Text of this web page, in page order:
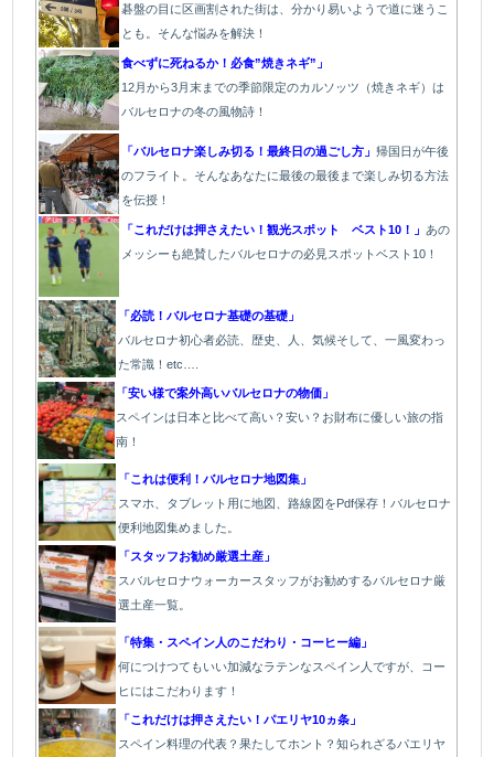
碁盤の目に区画割された街は、分かり易いようで道に迷うこ
とも。そんな悩みを解決！
食べずに死ねるか！必食”焼きネギ”」
12月から3月末までの季節限定のカルソッツ（焼きネギ）は
バルセロナの冬の風物詩！
「バルセロナ楽しみ切る！最終日の過ごし方」帰国日が午後
のフライト。そんなあなたに最後の最後まで楽しみ切る方法
を伝授！
「これだけは押さえたい！観光スポット ベスト10！」あの
メッシーも絶賛したバルセロナの必見スポットベスト10！
「必読！バルセロナ基礎の基礎」
バルセロナ初心者必読、歴史、人、気候そして、一風変わっ
た常識！etc….
「安い様で案外高いバルセロナの物価」
スペインは日本と比べて高い？安い？お財布に優しい旅の指
南！
「これは便利！バルセロナ地図集」
スマホ、タブレット用に地図、路線図をPdf保存！バルセロナ
便利地図集めました。
「スタッフお勧め厳選土産」
スバルセロナウォーカースタッフがお勧めするバルセロナ厳
選土産一覧。
「特集・スペイン人のこだわり・コーヒー編」
何につけつてもいい加減なラテンなスペイン人ですが、コー
ヒにはこだわります ！
「これだけは押さえたい！パエリヤ10ヵ条」
スペイン料理の代表？果たしてホント？知られざるパエリヤ